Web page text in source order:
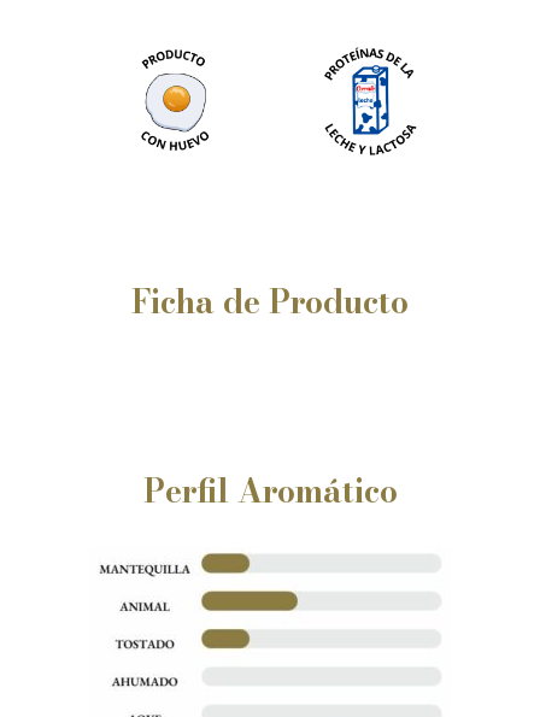
FichadeProducto
Perfil Aromático